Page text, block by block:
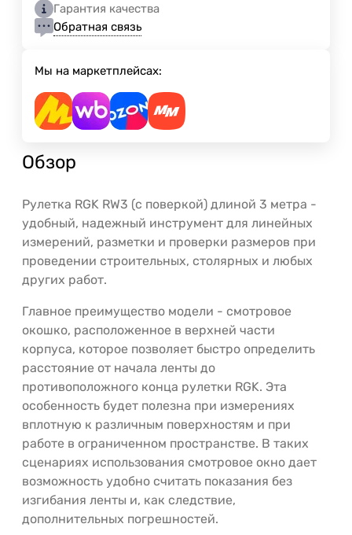
Гарантия качества
Обратная связь
Мы на маркетплейсах:
Обзор
Рулетка RGK RW3 (с поверкой) длиной 3 метра -
удобный, надежный инструмент для линейных
измерений, разметки и проверки размеров при
проведении строительных, столярных и любых
других работ.
Главное преимущество модели - смотровое
окошко, расположенное в верхней части
корпуса, которое позволяет быстро определить
расстояние от начала ленты до
противоположного конца рулетки RGK. Эта
особенность будет полезна при измерениях
вплотную к различным поверхностям и при
работе в ограниченном пространстве. В таких
сценариях использования смотровое окно дает
возможность удобно считать показания без
изгибания ленты и, как следствие,
дополнительных погрешностей.